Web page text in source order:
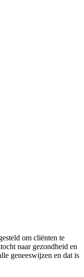
om cliënten te
naar gezondheid en
geneeswijzen en dat is